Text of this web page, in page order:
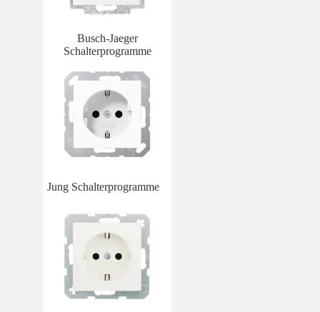
Busch-Jaeger
Schalterprogramme
Jung Schalterprogramme